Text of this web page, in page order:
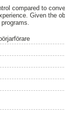
compared to
Given the